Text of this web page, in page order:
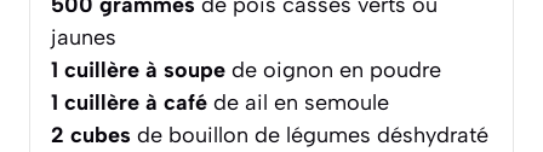
jaunes
1 cuillère à soupe de oignon en poudre
1 cuillère à café de ail en semoule
2 cubes de bouillon de légumes déshydraté